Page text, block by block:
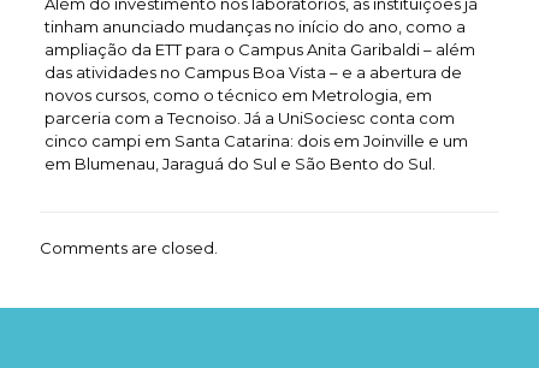
tinham anunciado mudanças no início do ano, como a
ampliação da ETT para o Campus Anita Garibaldi – além
das atividades no Campus Boa Vista – e a abertura de
novos cursos, como o técnico em Metrologia, em
parceria com a Tecnoiso. Já a UniSociesc conta com
cinco campi em Santa Catarina: dois em Joinville e um
em Blumenau, Jaraguá do Sul e São Bento do Sul.
Comments are closed.